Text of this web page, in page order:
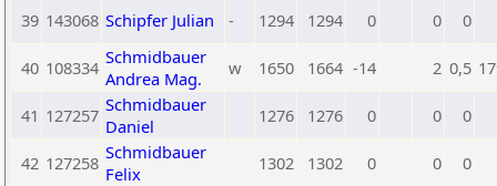
39 143068 Schipfer Julian - 1294 1294 0 0 0
40 108334 Schmidbauer
Andrea Mag.
w 1650 1664 -14 2 0,5
41 127257 Schmidbauer
Daniel
1276 1276 0 0 0
42 127258 Schmidbauer
Felix
1302 1302 0 0 0